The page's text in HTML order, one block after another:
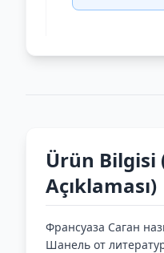
Ürün Bilgisi
Açıklaması)
Франсуаза Саган
Шанель от